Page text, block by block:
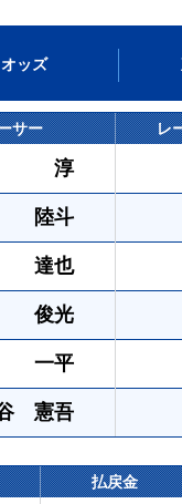
オッズ
サー レ
淳
陸斗
達也
俊光
一平
憲吾
払戻金